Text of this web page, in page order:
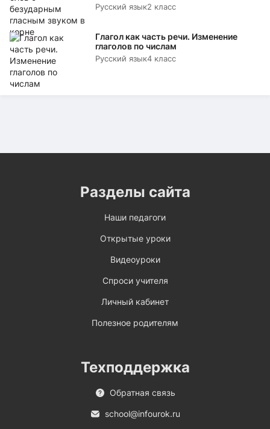
Русский язык2 класс
Глагол как часть речи. Изменение
глаголов по числам
Русский язык4 класс
Разделы сайта
Наши педагоги
Открытые уроки
Видеоуроки
Спроси учителя
Личный кабинет
Полезное родителям
Техподдержка
Обратная связь
school@infourok.ru